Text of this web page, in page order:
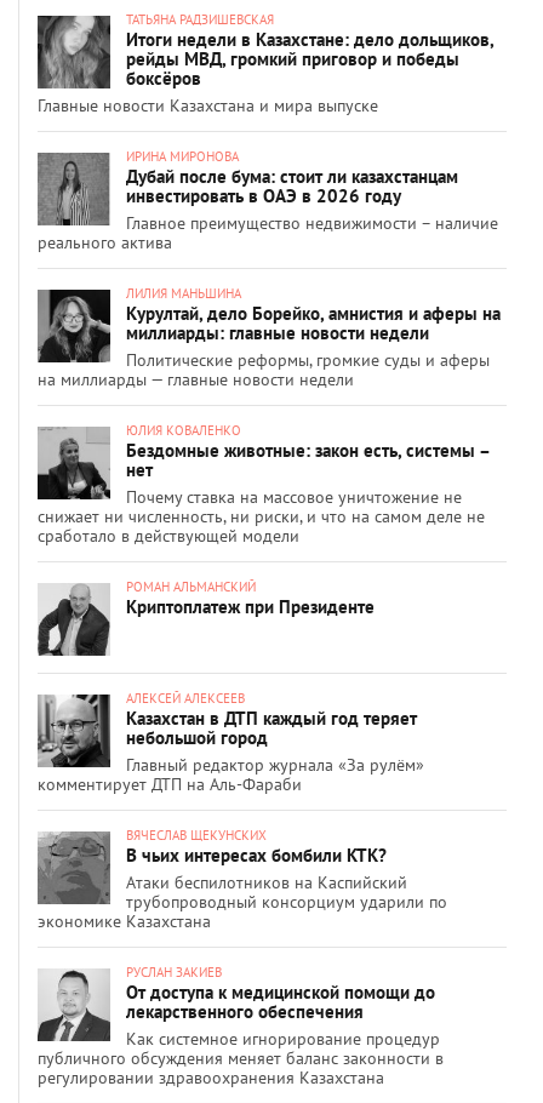
ТАТЬЯНА РАДЗИШЕВСКАЯ
Итоги недели в Казахстане: дело дольщиков,
рейды МВД, громкий приговор и победы
боксёров
Главные новости Казахстана и мира выпуске
ИРИНА МИРОНОВА
Дубай после бума: стоит ли казахстанцам
инвестировать в ОАЭ в 2026 году
Главное преимущество недвижимости – наличие
реального актива
ЛИЛИЯ МАНЬШИНА
Курултай, дело Борейко, амнистия и аферы на
миллиарды: главные новости недели
Политические реформы, громкие суды и аферы
на миллиарды — главные новости недели
ЮЛИЯ КОВАЛЕНКО
Бездомные животные: закон есть, системы –
нет
Почему ставка на массовое уничтожение не
снижает ни численность, ни риски, и что на самом деле не
сработало в действующей модели
РОМАН АЛЬМАНСКИЙ
Криптоплатеж при Президенте
АЛЕКСЕЙ АЛЕКСЕЕВ
Казахстан в ДТП каждый год теряет
небольшой город
Главный редактор журнала «За рулём»
комментирует ДТП на Аль-Фараби
ВЯЧЕСЛАВ ЩЕКУНСКИХ
В чьих интересах бомбили КТК?
Атаки беспилотников на Каспийский
трубопроводный консорциум ударили по
экономике Казахстана
РУСЛАН ЗАКИЕВ
От доступа к медицинской помощи до
лекарственного обеспечения
Как системное игнорирование процедур
публичного обсуждения меняет баланс законности в
регулировании здравоохранения Казахстана